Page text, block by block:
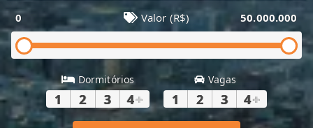
0 Valor (R$) 50.000.000
Dormitórios
1 2 3 4+
Vagas
1 2 3 4+